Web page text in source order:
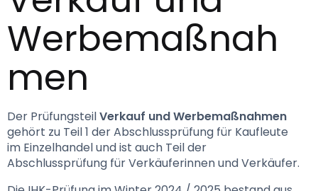
Werbemaßnah
men
Der Prüfungsteil Verkauf und Werbemaßnahmen
gehört zu Teil 1 der Abschlussprüfung für Kaufleute
im Einzelhandel und ist auch Teil der
Abschlussprüfung für Verkäuferinnen und Verkäufer.